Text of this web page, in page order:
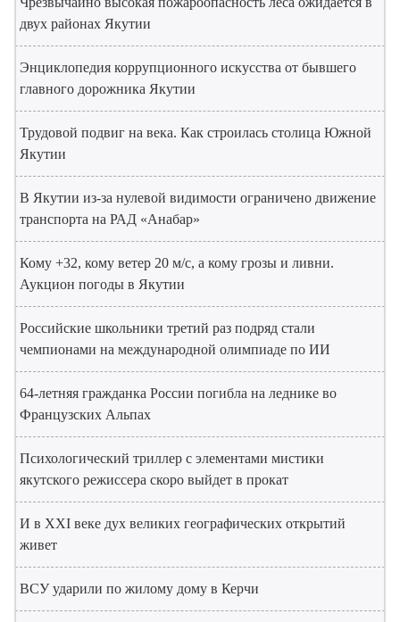
двух районах Якутии
Энциклопедия коррупционного искусства от бывшего
главного дорожника Якутии
Трудовой подвиг на века. Как строилась столица Южной
Якутии
В Якутии из-за нулевой видимости ограничено движение
транспорта на РАД «Анабар»
Кому +32, кому ветер 20 м/с, а кому грозы и ливни.
Аукцион погоды в Якутии
Российские школьники третий раз подряд стали
чемпионами на международной олимпиаде по ИИ
64-летняя гражданка России погибла на леднике во
Французских Альпах
Психологический триллер с элементами мистики
якутского режиссера скоро выйдет в прокат
И в XXI веке дух великих географических открытий
живет
ВСУ ударили по жилому дому в Керчи